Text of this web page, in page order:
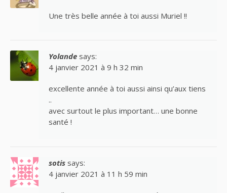
Une très belle année à toi aussi Muriel !!
Yolande says:
4 janvier 2021 à 9 h 32 min
excellente année à toi aussi ainsi qu’aux tiens
..
avec surtout le plus important… une bonne
santé !
sotis says:
4 janvier 2021 à 11 h 59 min